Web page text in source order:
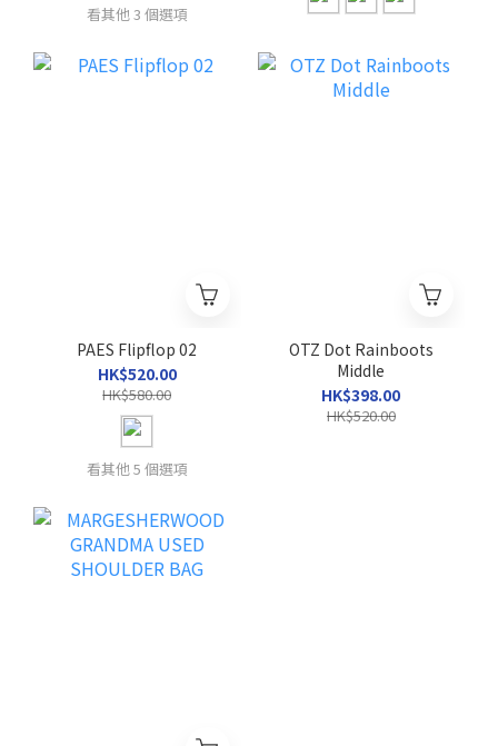
看其他 3 個選項
PAES Flipflop 02
HK$520.00
HK$580.00
看其他 5 個選項
OTZ Dot Rainboots
Middle
HK$398.00
HK$520.00